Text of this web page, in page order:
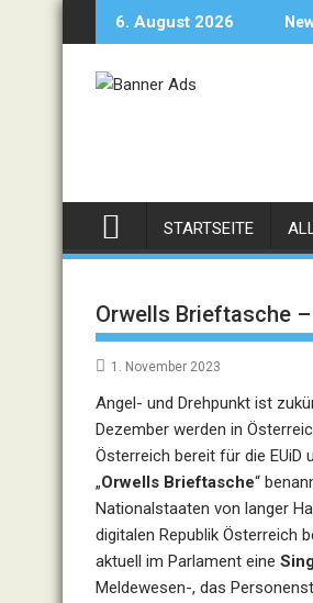
6. August 2026
STARTSEITE
Orwells Brieftasche
1. November 2023
Angel- und Drehpunkt ist
Dezember werden in
Österreich bereit für die EUiD
„Orwells Brieftasche“
Nationalstaaten von langer
digitalen Republik Österreich
aktuell im Parlament eine
Meldewesen-, das